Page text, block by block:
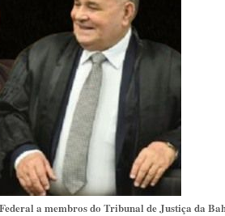
a membros do Tribunal de Justiça da